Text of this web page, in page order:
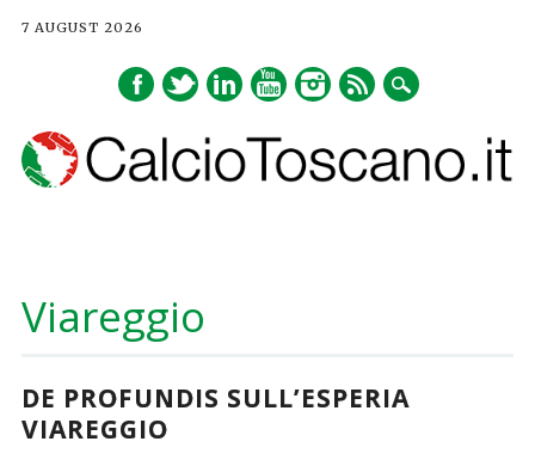
7 AUGUST 2026
content
Viareggio
DE PROFUNDIS SULL’ESPERIA
VIAREGGIO